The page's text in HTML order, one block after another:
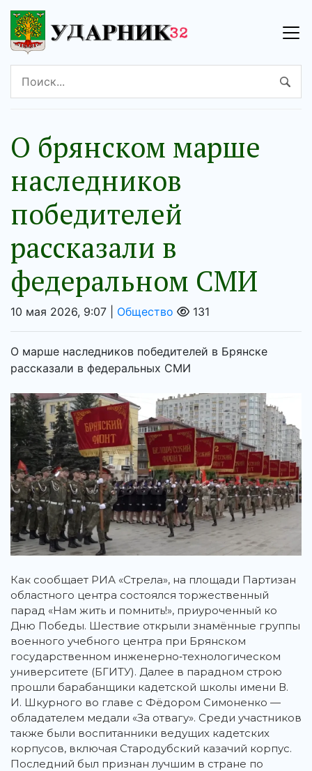
О брянском марше
наследников
победителей
рассказали в
федеральном СМИ
10 мая 2026, 9:07 | Общество 131
О марше наследников победителей в Брянске
рассказали в федеральных СМИ
Как сообщает РИА «Стрела», на площади Партизан
областного центра состоялся торжественный
парад «Нам жить и помнить!», приуроченный ко
Дню Победы. Шествие открыли знамённые группы
военного учебного центра при Брянском
государственном инженерно‑технологическом
университете (БГИТУ). Далее в парадном строю
прошли барабанщики кадетской школы имени В.
И. Шкурного во главе с Фёдором Симоненко —
обладателем медали «За отвагу». Среди участников
также были воспитанники ведущих кадетских
корпусов, включая Стародубский казачий корпус.
Последний был признан лучшим в стране по